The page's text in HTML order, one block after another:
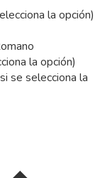
la opción)
la opción)
se selecciona la